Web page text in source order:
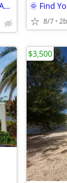
🏝️ Live Where Others Vacation – Key West Apartments Available!
8/7
$3,500